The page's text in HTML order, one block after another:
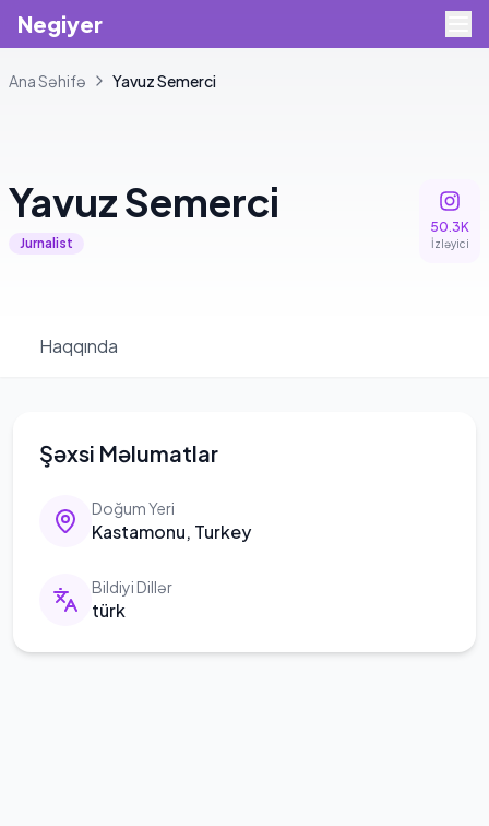
Negiyer
Ana Səhifə YavuzSemerci
YavuzSemerci
Jurnalist
50.3K
İzləyici
Haqqında
Şəxsi Məlumatlar
Doğum Yeri
Kastamonu, Turkey
Bildiyi Dillər
türk